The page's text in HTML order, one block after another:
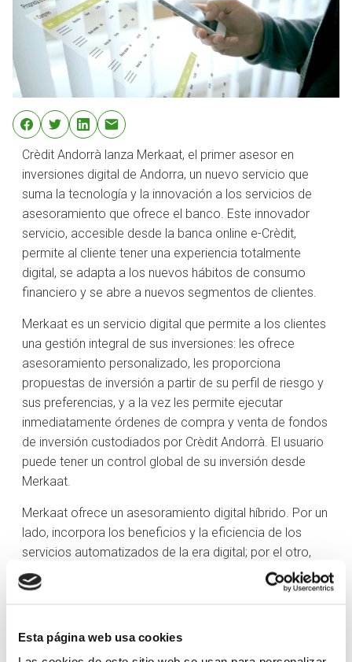
Esta página web usa cookies
Crèdit Andorrà lanza Merkaat, el primer asesor en
inversiones digital de Andorra, un nuevo servicio que
suma la tecnología y la innovación a los servicios de
asesoramiento que ofrece el banco. Este innovador
servicio, accesible desde la banca online e-Crèdit,
permite al cliente tener una experiencia totalmente
digital, se adapta a los nuevos hábitos de consumo
financiero y se abre a nuevos segmentos de clientes.
Merkaat es un servicio digital que permite a los clientes
una gestión integral de sus inversiones: les ofrece
asesoramiento personalizado, les proporciona
propuestas de inversión a partir de su perfil de riesgo y
sus preferencias, y a la vez les permite ejecutar
inmediatamente órdenes de compra y venta de fondos
de inversión custodiados por Crèdit Andorrà. El usuario
puede tener un control global de su inversión desde
Merkaat.
Merkaat ofrece un asesoramiento digital híbrido. Por un
lado, incorpora los beneficios y la eficiencia de los
servicios automatizados de la era digital; por el otro,
dispone de un equipo de expertos para ayudar al
cliente a tomar decisiones relacionadas con sus
argumentación técnica sobre las recomendaciones de